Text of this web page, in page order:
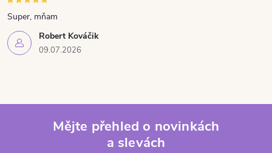
Robert Kováčik
09.07.2026
Super, mňam
Mějte přehled o novinkách
a slevách